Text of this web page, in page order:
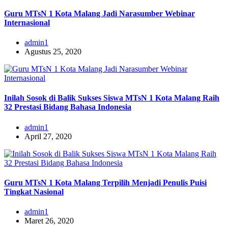
Guru MTsN 1 Kota Malang Jadi Narasumber Webinar
Internasional
admin1
Agustus 25, 2020
Inilah Sosok di Balik Sukses Siswa MTsN 1 Kota Malang Raih
32 Prestasi Bidang Bahasa Indonesia
admin1
April 27, 2020
Guru MTsN 1 Kota Malang Terpilih Menjadi Penulis Puisi
Tingkat Nasional
admin1
Maret 26, 2020